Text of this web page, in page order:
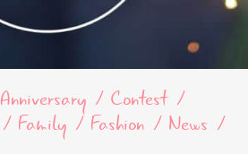
Anniversary
Contest
Family Fashion News